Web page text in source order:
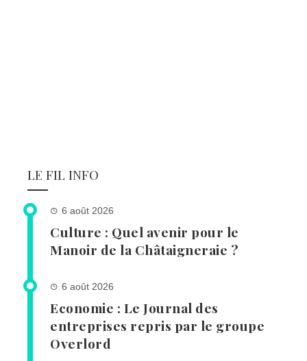
LE FIL INFO
6 août 2026
Culture : Quel avenir pour le
Manoir de la Châtaigneraie ?
6 août 2026
Economie : Le Journal des
entreprises repris par le groupe
Overlord